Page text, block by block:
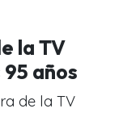
la TV
años
de la TV